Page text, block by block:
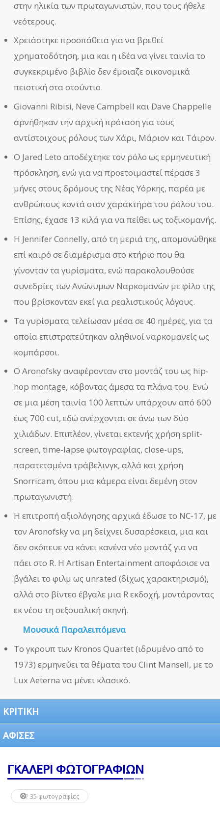
στην ηλικία των πρωταγωνιστών, που τους ήθελε
νεότερους.
Χρειάστηκε προσπάθεια για να βρεθεί
χρηματοδότηση, μια και η ιδέα να γίνει ταινία το
συγκεκριμένο βιβλίο δεν έμοιαζε οικονομικά
πειστική στα στούντιο.
Giovanni Ribisi, Neve Campbell και Dave Chappelle
αρνήθηκαν την αρχική πρόταση για τους
αντίστοιχους ρόλους των Χάρι, Μάριον και Τάιρον.
Ο Jared Leto αποδέχτηκε τον ρόλο ως ερμηνευτική
πρόσκληση, ενώ για να προετοιμαστεί πέρασε 3
μήνες στους δρόμους της Νέας Υόρκης, παρέα με
ανθρώπους κοντά στον χαρακτήρα του ρόλου του.
Επίσης, έχασε 13 κιλά για να πείθει ως τοξικομανής.
Η Jennifer Connelly, από τη μεριά της, απομονώθηκε
επί καιρό σε διαμέρισμα στο κτήριο που θα
γίνονταν τα γυρίσματα, ενώ παρακολουθούσε
συνεδρίες των Ανώνυμων Ναρκομανών με φίλο της
που βρίσκονταν εκεί για ρεαλιστικούς λόγους.
Τα γυρίσματα τελείωσαν μέσα σε 40 ημέρες, για τα
οποία επιστρατεύτηκαν αληθινοί ναρκομανείς ως
κομπάρσοι.
Ο Aronofsky αναφέρονταν στο μοντάζ του ως hip-
hop montage, κόβοντας άμεσα τα πλάνα του. Ενώ
σε μια μέση ταινία 100 λεπτών υπάρχουν από 600
έως 700 cut, εδώ ανέρχονται σε άνω των δύο
χιλιάδων. Επιπλέον, γίνεται εκτενής χρήση split-
screen, time-lapse φωτογραφίας, close-ups,
παρατεταμένα τράβελινγκ, αλλά και χρήση
Snorricam, όπου μια κάμερα είναι δεμένη στον
πρωταγωνιστή.
Η επιτροπή αξιολόγησης αρχικά έδωσε το NC-17, με
τον Aronofsky να μη δείχνει δυσαρέσκεια, μια και
δεν σκόπευε να κάνει κανένα νέο μοντάζ για να
πάει στο R. Η Artisan Entertainment αποφάσισε να
βγάλει το φιλμ ως unrated (δίχως χαρακτηρισμό),
αλλά στο βίντεο έβγαλε μια R εκδοχή, μοντάροντας
εκ νέου τη σεξουαλική σκηνή.
Μουσικά Παραλειπόμενα
Το γκρουπ των Kronos Quartet (ιδρυμένο από το
1973) ερμηνεύει τα θέματα του Clint Mansell, με το
Lux Aeterna να μένει κλασικό.
ΚΡΙΤΙΚΗ
ΑΦΙΣΕΣ
ΓΚΑΛΕΡΙ ΦΩΤΟΓΡΑΦΙΩΝ
35 φωτογραφίες